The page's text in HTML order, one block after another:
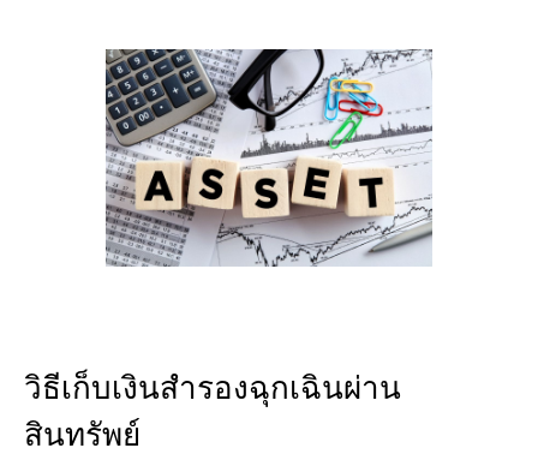
วิธีเก็บเงินสำรองฉุกเฉินผ่าน
สินทรัพย์